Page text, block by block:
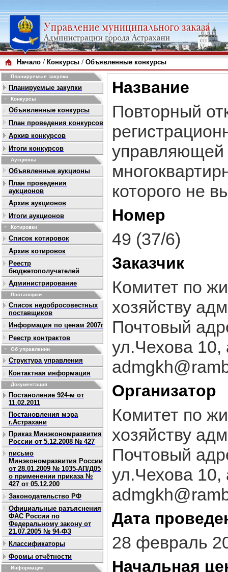
Начало / Конкурсы / Объявленные конкурсы
Планируемые закупки
Планируемые закупки
Конкурсы
Объявленные конкурсы
План проведения конкурсов
Архив конкурсов
Итоги конкурсов
Аукционы
Объявленные аукционы
План проведения
аукционов
Архив аукционов
Итоги аукционов
Котировки
Список котировок
Архив котировок
Реестр
бюджетополучателей
Администрирование
Поставщики
Список недобросовестных
поставщиков
Информация по ценам 2007г
Реестр контрактов
Об управлении
Структура управления
Контактная информация
Документация
Постаноление 924-м от
11.02.2011
Постановления мэра
г.Астрахани
Приказ Минэкономразвития
России от 5.12.2008 № 427
письмо
Минэкономразвития России
от 28.01.2009 № 1035-АП/Д05
о применении приказа №
427 от 05.12.200
Законодательство РФ
Официальные разъяснения
ФАС России по
Федеральному закону от
21.07.2005 № 94-ФЗ
Классификаторы
Формы отчётности
Информация
Название
Повторный
управляющей
которого не
Номер
49 (37/6)
Заказчик
Комитет по
хозяйству
Почтовый
ул.Чехова 10,
Организатор
Комитет по
хозяйству
Почтовый
ул.Чехова 10,
Дата
28 февраль
Начальная